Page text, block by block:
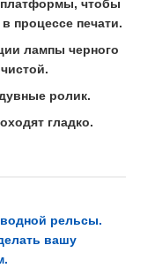
платформы, чтобы
процессе печати.
лампы черного
ролик.
гладко.
рельсы.
вашу